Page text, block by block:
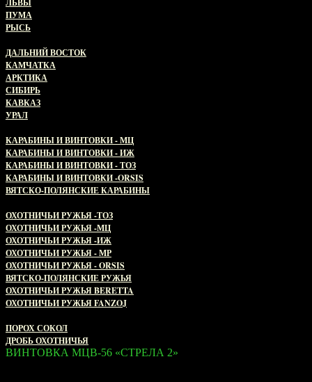
ЛЬВЫ
ПУМА
РЫСЬ
ДАЛЬНИЙ ВОСТОК
КАМЧАТКА
АРКТИКА
СИБИРЬ
КАВКАЗ
УРАЛ
КАРАБИНЫ И ВИНТОВКИ - МЦ
КАРАБИНЫ И ВИНТОВКИ - ИЖ
КАРАБИНЫ И ВИНТОВКИ - ТОЗ
КАРАБИНЫ И ВИНТОВКИ -ORSIS
ВЯТСКО-ПОЛЯНСКИЕ КАРАБИНЫ
ОХОТНИЧЬИ РУЖЬЯ -ТОЗ
ОХОТНИЧЬИ РУЖЬЯ -МЦ
ОХОТНИЧЬИ РУЖЬЯ -ИЖ
ОХОТНИЧЬИ РУЖЬЯ - МР
ОХОТНИЧЬИ РУЖЬЯ - ORSIS
ВЯТСКО-ПОЛЯНСКИЕ РУЖЬЯ
ОХОТНИЧЬИ РУЖЬЯ BERETTA
ОХОТНИЧЬИ РУЖЬЯ FANZOJ
ПОРОХ СОКОЛ
ДРОБЬ ОХОТНИЧЬЯ
ВИНТОВКА МЦВ-56 «СТРЕЛА 2»